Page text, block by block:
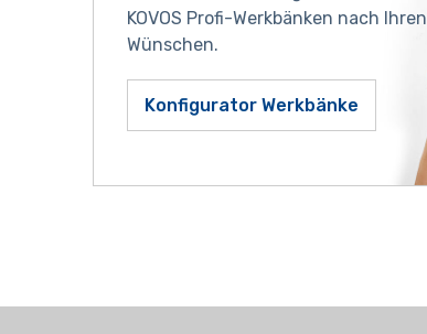
KOVOS Profi-Werkbänken nach Ihren
Wünschen.
Konfigurator Werkbänke